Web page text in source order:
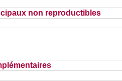
non reproductibles